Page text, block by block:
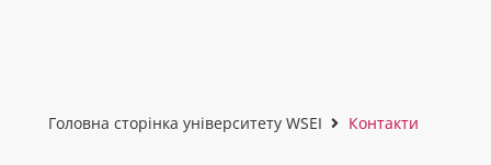
Головна сторінка університету WSEI Контакти